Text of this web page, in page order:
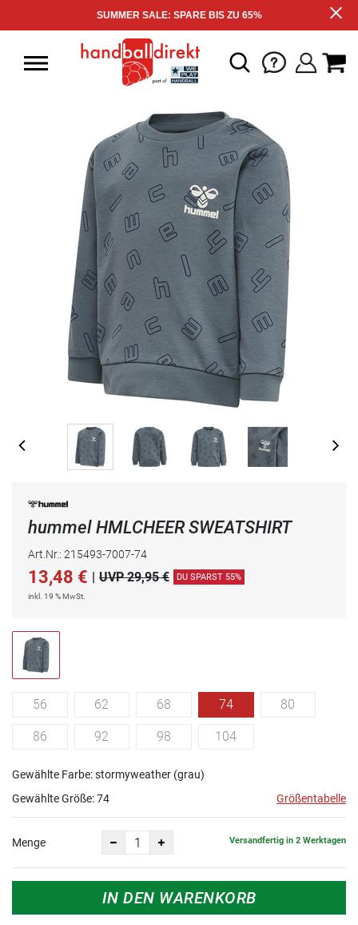
SUMMER SALE: SPARE BIS ZU 65%
hummel HMLCHEER SWEATSHIRT
Art.Nr.: 215493-7007-74
13,48 € | UVP 29,95 € DU SPARST 55%
inkl. 19 % MwSt.
56 62 68 74 80
86 92 98 104
Gewählte Farbe: stormyweather (grau)
Gewählte Größe:74 Größentabelle
Menge Versandfertig in 2 Werktagen
IN DEN WARENKORB